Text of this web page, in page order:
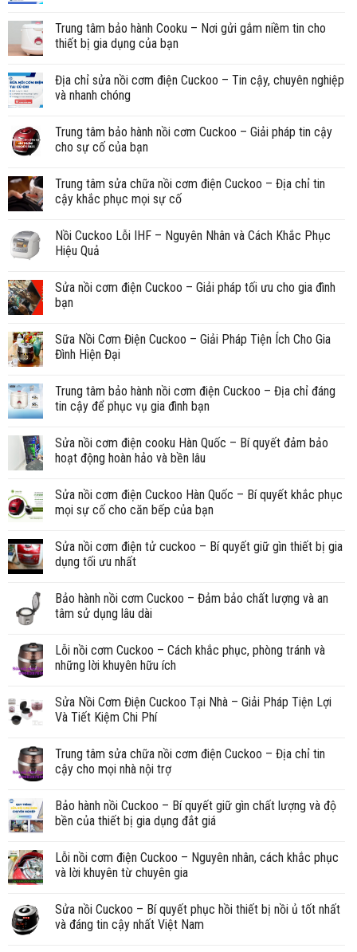
Trung tâm bảo hành Cooku – Nơi gửi gắm niềm tin cho
thiết bị gia dụng của bạn
Địa chỉ sửa nồi cơm điện Cuckoo – Tin cậy, chuyên nghiệp
và nhanh chóng
Trung tâm bảo hành nồi cơm Cuckoo – Giải pháp tin cậy
cho sự cố của bạn
Trung tâm sửa chữa nồi cơm điện Cuckoo – Địa chỉ tin
cậy khắc phục mọi sự cố
Nồi Cuckoo Lỗi IHF – Nguyên Nhân và Cách Khắc Phục
Hiệu Quả
Sửa nồi cơm điện Cuckoo – Giải pháp tối ưu cho gia đình
bạn
Sữa Nồi Cơm Điện Cuckoo – Giải Pháp Tiện Ích Cho Gia
Đình Hiện Đại
Trung tâm bảo hành nồi cơm điện Cuckoo – Địa chỉ đáng
tin cậy để phục vụ gia đình bạn
Sửa nồi cơm điện cooku Hàn Quốc – Bí quyết đảm bảo
hoạt động hoàn hảo và bền lâu
Sửa nồi cơm điện Cuckoo Hàn Quốc – Bí quyết khắc phục
mọi sự cố cho căn bếp của bạn
Sửa nồi cơm điện tử cuckoo – Bí quyết giữ gìn thiết bị gia
dụng tối ưu nhất
Bảo hành nồi cơm Cuckoo – Đảm bảo chất lượng và an
tâm sử dụng lâu dài
Lỗi nồi cơm Cuckoo – Cách khắc phục, phòng tránh và
những lời khuyên hữu ích
Sửa Nồi Cơm Điện Cuckoo Tại Nhà – Giải Pháp Tiện Lợi
Và Tiết Kiệm Chi Phí
Trung tâm sửa chữa nồi cơm điện Cuckoo – Địa chỉ tin
cậy cho mọi nhà nội trợ
Bảo hành nồi Cuckoo – Bí quyết giữ gìn chất lượng và độ
bền của thiết bị gia dụng đắt giá
Lỗi nồi cơm điện Cuckoo – Nguyên nhân, cách khắc phục
và lời khuyên từ chuyên gia
Sửa nồi Cuckoo – Bí quyết phục hồi thiết bị nồi ủ tốt nhất
và đáng tin cậy nhất Việt Nam